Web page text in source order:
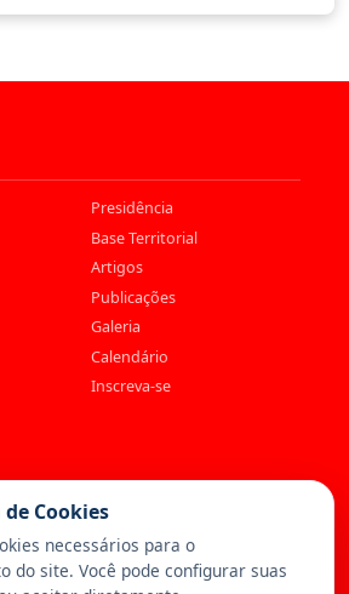
Presidência
Base Territorial
Artigos
Publicações
Galeria
Calendário
Inscreva-se
Cookies
necessários para o
do site. Você pode configurar suas